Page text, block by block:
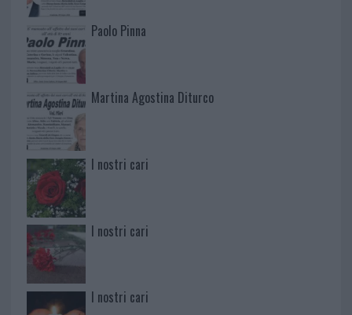
Paolo Pinna
Martina Agostina Diturco
I nostri cari
I nostri cari
I nostri cari